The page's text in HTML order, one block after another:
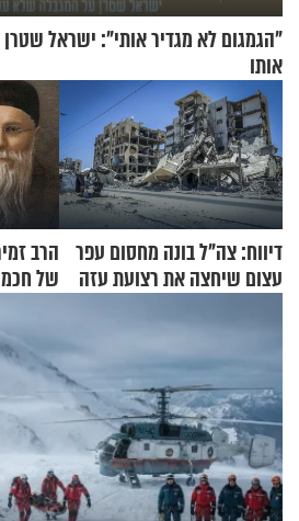
"הגמגום לא מגדיר אותי": ישראל
אותו
דיווח: צה"ל בונה מחסום עפר
עצום שיחצה את רצועת עזה
הרב
של